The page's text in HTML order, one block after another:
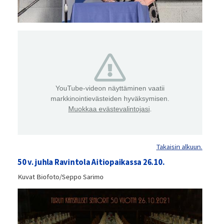
YouTube-videon näyttäminen vaatii
markkinointievästeiden hyväksymisen.
Muokkaa evästevalintojasi
Takaisin alkuun.
50 v. juhla Ravintola Aitiopaikassa 26.10.
Kuvat Biofoto/Seppo Sarimo